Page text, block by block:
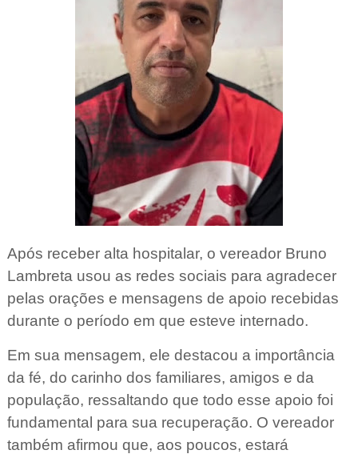
Após receber alta hospitalar, o vereador Bruno
Lambreta usou as redes sociais para agradecer
pelas orações e mensagens de apoio recebidas
durante o período em que esteve internado.
Em sua mensagem, ele destacou a importância
da fé, do carinho dos familiares, amigos e da
população, ressaltando que todo esse apoio foi
fundamental para sua recuperação. O vereador
também afirmou que, aos poucos, estará